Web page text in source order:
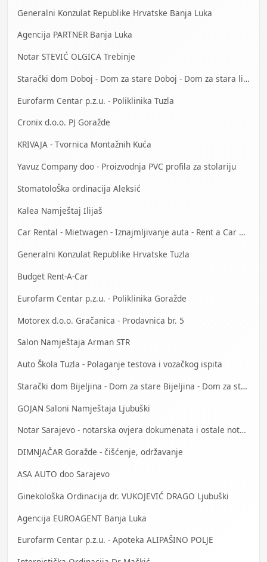
Generalni Konzulat Republike Hrvatske Banja Luka
Agencija PARTNER Banja Luka
Notar STEVIĆ OLGICA Trebinje
Starački dom Doboj - Dom za stare Doboj - Dom za stara lica Doboj
Eurofarm Centar p.z.u. - Poliklinika Tuzla
Cronix d.o.o. PJ Goražde
KRIVAJA - Tvornica Montažnih Kuća
Yavuz Company doo - Proizvodnja PVC profila za stolariju
StomatoloŠka ordinacija Aleksić
Kalea Namještaj Ilijaš
Car Rental - Mietwagen - Iznajmljivanje auta - Rent a Car Banja Luka
Generalni Konzulat Republike Hrvatske Tuzla
Budget Rent-A-Car
Eurofarm Centar p.z.u. - Poliklinika Goražde
Motorex d.o.o. Gračanica - Prodavnica br. 5
Salon Namještaja Arman STR
Auto Škola Tuzla - Polaganje testova i vozačkog ispita
Starački dom Bijeljina - Dom za stare Bijeljina - Dom za stara lica Bijeljina
GOJAN Saloni Namještaja Ljubuški
Notar Sarajevo - notarska ovjera dokumenata i ostale notarske usluge
DIMNJAČAR Goražde - čišćenje, održavanje
ASA AUTO doo Sarajevo
Ginekološka Ordinacija dr. VUKOJEVIĆ DRAGO Ljubuški
Agencija EUROAGENT Banja Luka
Eurofarm Centar p.z.u. - Apoteka ALIPAŠINO POLJE